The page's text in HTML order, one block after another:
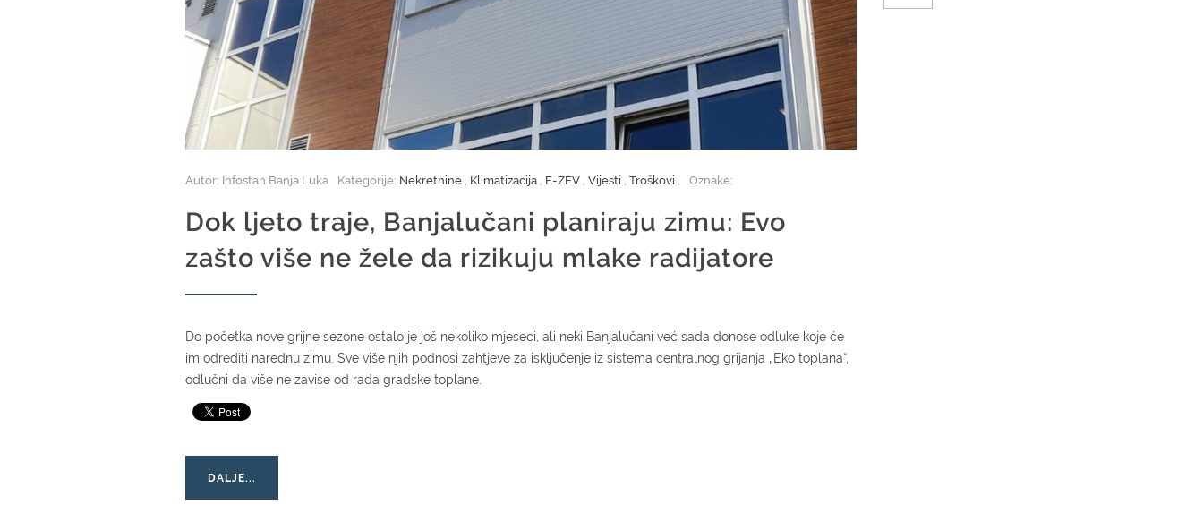
Autor: Infostan Banja Luka Kategorije: Nekretnine Klimatizacija E-ZEV Vijesti Troškovi Oznake:
Dok ljeto traje, Banjalučani planiraju zimu: Evo
zašto više ne žele da rizikuju mlake radijatore
Do početka nove grijne sezone ostalo je još nekoliko mjeseci, ali neki Banjalučani već sada donose odluke koje će
im odrediti narednu zimu. Sve više njih podnosi zahtjeve za isključenje iz sistema centralnog grijanja „Eko toplana“,
odlučni da više ne zavise od rada gradske toplane.
DALJE...